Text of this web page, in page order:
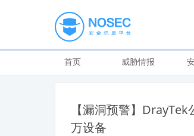
首页 威胁情报
【漏洞预警】
万设备